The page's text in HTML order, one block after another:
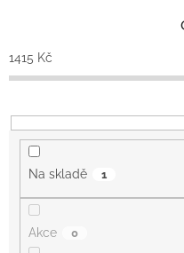
o
d
k
t
1415 Kč
Na skladě 1
Akce 0